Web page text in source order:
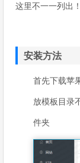
这里不一一列出！
安装方法
首先下载苹
放模板目录
件夹